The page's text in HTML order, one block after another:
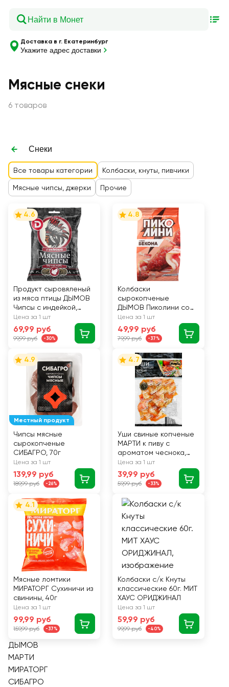
Доставка в г. Екатеринбург
Укажите адрес доставки
Мясные снеки
6 товаров
Снеки
Все товары категории Колбаски, кнуты, пивчики
Мясные чипсы, джерки Прочие
4.6
Продукт сыровяленый
из мяса птицы ДЫМОВ
Чипсы с индейкой,
экстра, нарезка, 25г
Цена за 1 шт
69,99 руб
99,99 руб -30%
4.8
Колбаски
сырокопченые
ДЫМОВ Пиколини со
вкусом бекона, 50г
Цена за 1 шт
49,99 руб
79,99 руб -37%
Местный продукт
4.9
Чипсы мясные
сырокопченые
СИБАГРО, 70г
Цена за 1 шт
139,99 руб
189,99 руб -26%
4.7
Уши свиные копченые
МАРТИ к пиву с
ароматом чеснока,
100г
Цена за 1 шт
39,99 руб
59,99 руб -33%
4.1
Мясные ломтики
МИРАТОРГ Сухиничи из
свинины, 40г
Цена за 1 шт
99,99 руб
159,99 руб -37%
Колбаски с/к Кнуты
классические 60г. МИТ
ХАУС ОРИДЖИНАЛ
Цена за 1 шт
59,99 руб
99,99 руб -40%
ДЫМОВ
МАРТИ
МИРАТОРГ
СИБАГРО